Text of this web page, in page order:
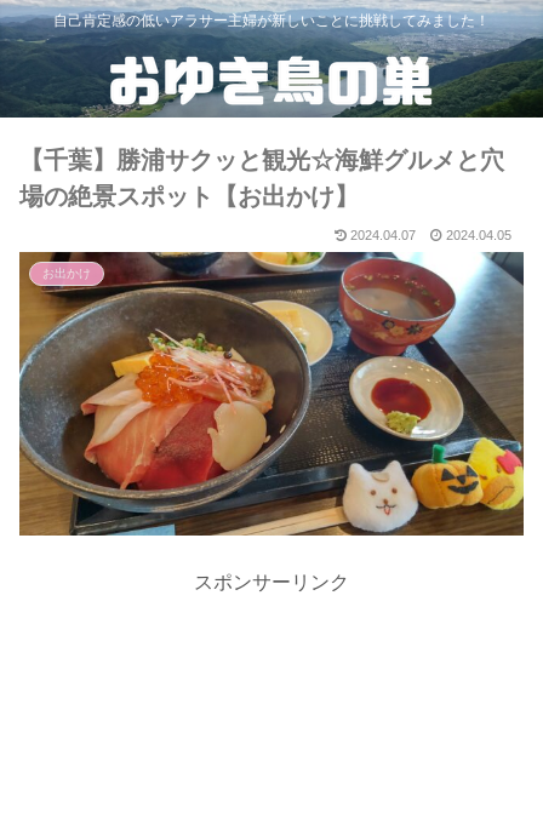
自己肯定感の低いアラサー主婦が新しいことに挑戦してみました！
【千葉】勝浦サクッと観光☆海鮮グルメと穴
場の絶景スポット【お出かけ】
2024.04.07 2024.04.05
お出かけ
スポンサーリンク